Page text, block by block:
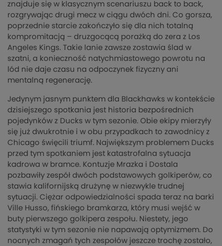
znajduje się w klasycznym scenariuszu back to back,
rozgrywając drugi mecz w ciągu dwóch dni. Co gorsza,
poprzednie starcie zakończyło się dla nich totalną
kompromitacją – druzgocącą porażką do zera z Los
Angeles Kings. Takie lanie zawsze zostawia ślad w
szatni, a konieczność natychmiastowego powrotu na
lód nie daje czasu na odpoczynek fizyczny ani
mentalną regenerację.
Jedynym jasnym punktem dla Blackhawks w kontekście
dzisiejszego spotkania jest historia bezpośrednich
pojedynków z Ducks w tym sezonie. Obie ekipy mierzyły
się już dwukrotnie i w obu przypadkach to zawodnicy z
Chicago święcili triumf. Największym problemem Ducks
przed tym spotkaniem jest katastrofalna sytuacja
kadrowa w bramce. Kontuzje Mrazka i Dostala
pozbawiły zespół dwóch podstawowych golkiperów, co
stawia kalifornijską drużynę w niezwykle trudnej
sytuacji. Ciężar odpowiedzialności spada teraz na barki
Ville Husso, fińskiego bramkarza, który musi wejść w
buty pierwszego golkipera zespołu. Niestety, jego
statystyki w tym sezonie nie napawają optymizmem. Do
nocnych zmagań tych zespołów jeszcze trochę zostało,